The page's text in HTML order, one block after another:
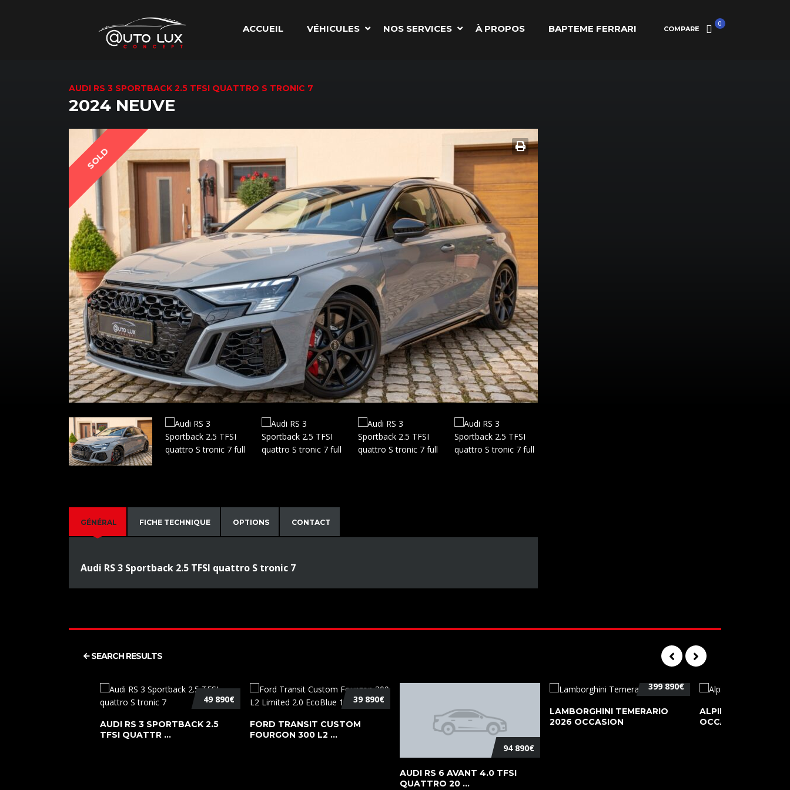
COMPARE
0
ACCUEIL VÉHICULES NOS SERVICES À PROPOS BAPTEME FERRARI
AUDI RS 3 SPORTBACK 2.5 TFSI QUATTRO S TRONIC 7
2024 NEUVE
SOLD
GÉNÉRAL FICHE TECHNIQUE OPTIONS CONTACT
Audi RS 3 Sportback 2.5 TFSI quattro S tronic 7
SEARCH RESULTS
49 890€
AUDI RS 3 SPORTBACK 2.5
TFSI QUATTR ...
39 890€
FORD TRANSIT CUSTOM
FOURGON 300 L2 ...
94 890€
AUDI RS 6 AVANT 4.0 TFSI
QUATTRO 20 ...
399 890€
LAMBORGHINI TEMERARIO
2026 OCCASION
ALPINE A110 PURE
OCCASION